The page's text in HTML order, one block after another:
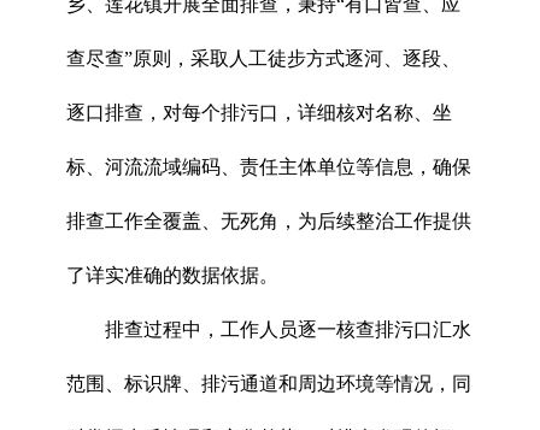
乡、莲花镇开展全面排查，秉持“有口皆查、应
查尽查”原则，采取人工徒步方式逐河、逐段、
逐口排查，对每个排污口，详细核对名称、坐
标、河流流域编码、责任主体单位等信息，确保
排查工作全覆盖、无死角，为后续整治工作提供
了详实准确的数据依据。
排查过程中，工作人员逐一核查排污口汇水
范围、标识牌、排污通道和周边环境等情况，同